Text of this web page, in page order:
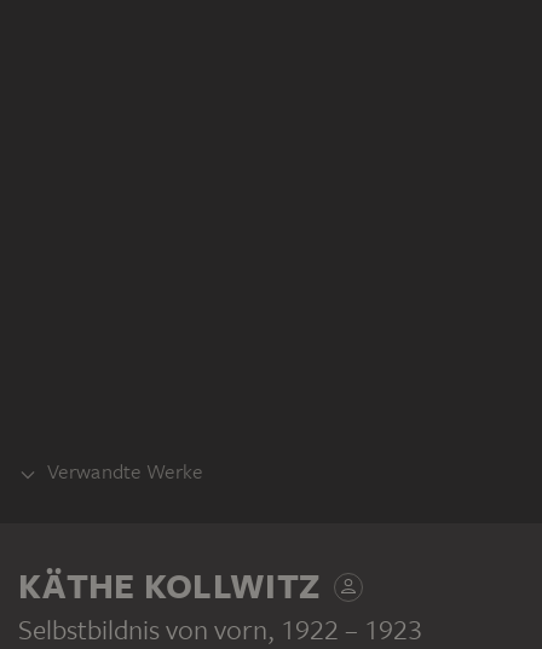
Verwandte Werke
KÄTHE KOLLWITZ
Selbstbildnis von vorn, 1922 – 1923